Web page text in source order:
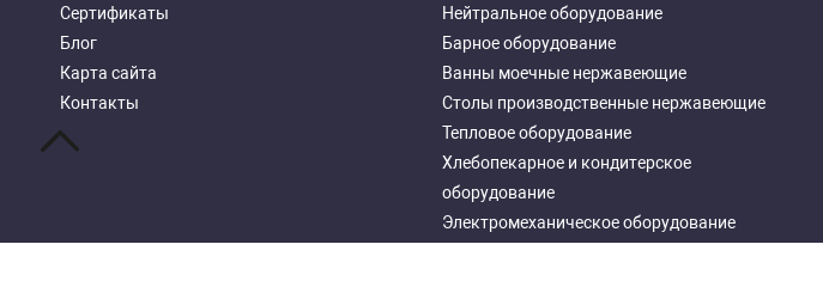
Сертификаты
Блог
Карта сайта
Контакты
Нейтральное оборудование
Барное оборудование
Ванны моечные нержавеющие
Столы производственные нержавеющие
Тепловое оборудование
Хлебопекарное и кондитерское
оборудование
Электромеханическое оборудование